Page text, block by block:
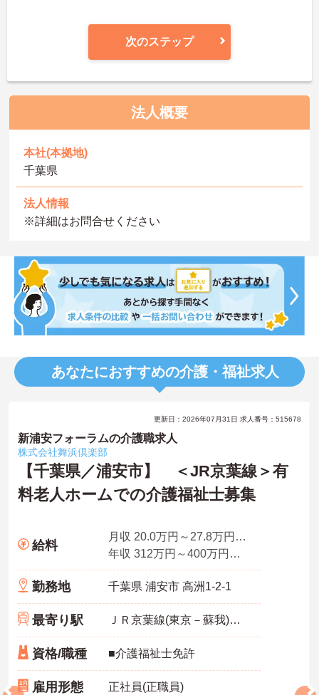
次のステップ
法人概要
本社(本拠地)
千葉県
法人情報
※詳細はお問合せください
あなたにおすすめの介護・福祉求人
更新日：2026年07月31日 求人番号：515678
新浦安フォーラムの介護職求人
株式会社舞浜倶楽部
【千葉県／浦安市】 ＜JR京葉線＞有
料老人ホームでの介護福祉士募集
給料
月収 20.0万円～27.8万円程度（諸手当込）
年収 312万円～400万円程度（諸手当込）
勤務地 千葉県 浦安市 高洲1-2-1
最寄り駅 ＪＲ京葉線(東京－蘇我)「舞浜駅」徒歩15分
資格/職種 ■介護福祉士免許
雇用形態 正社員(正職員)